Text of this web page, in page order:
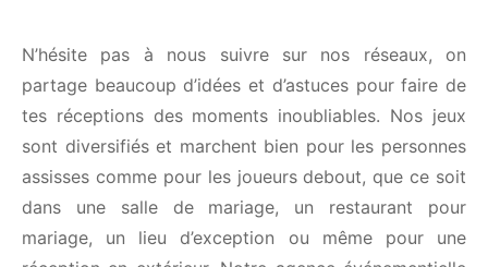
serré!
Le mot de la fin
N’hésite pas à nous suivre sur nos réseaux, on
partage beaucoup d’idées et d’astuces pour faire